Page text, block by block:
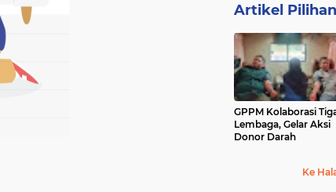
Artikel Pilihan
GPPM Kolaborasi
Lembaga, Gelar Aksi
Donor Darah
Ke